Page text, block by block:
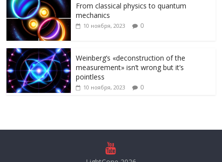
From classical physics to quantum
mechanics
10 ноября, 2023 0
Weinberg’s «deconstruction of the
measurement» isn’t wrong but it’s
pointless
10 ноября, 2023 0